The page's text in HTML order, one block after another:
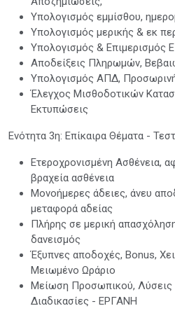
Υπολογισμός εμμίσθου,
Υπολογισμός μερικής & εκ
Υπολογισμός & Επιμερισμός
Αποδείξεις Πληρωμών,
Υπολογισμός ΑΠΔ,
Έλεγχος Μισθοδοτικών
Εκτυπώσεις
Ενότητα 3η: Επίκαιρα Θέματα -
Ετεροχρονισμένη Ασθένεια,
βραχεία ασθένεια
Μονοήμερες άδειες, άνευ
μεταφορά αδείας
Πλήρης σε μερική
δανεισμός
Έξυπνες αποδοχές, Bonus,
Μειωμένο Ωράριο
Μείωση Προσωπικού, Λύσεις
Διαδικασίες - ΕΡΓΑΝΗ